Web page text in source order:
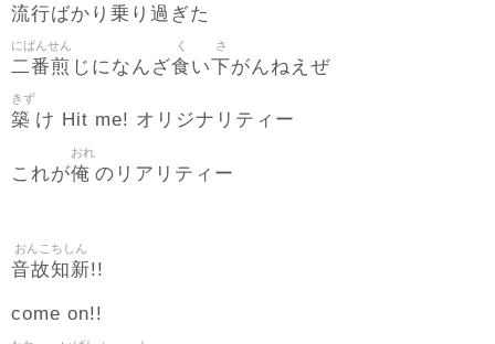
流行ばかり 乗 り 過 ぎた
二番煎
にばんせん
じになんざ食
く
い下
さ
がんねえぜ
築
きず
け Hit me! オリジナリティー
これが俺
おれ
のリアリティー
音故知新
おんこちしん
!!
come on!!